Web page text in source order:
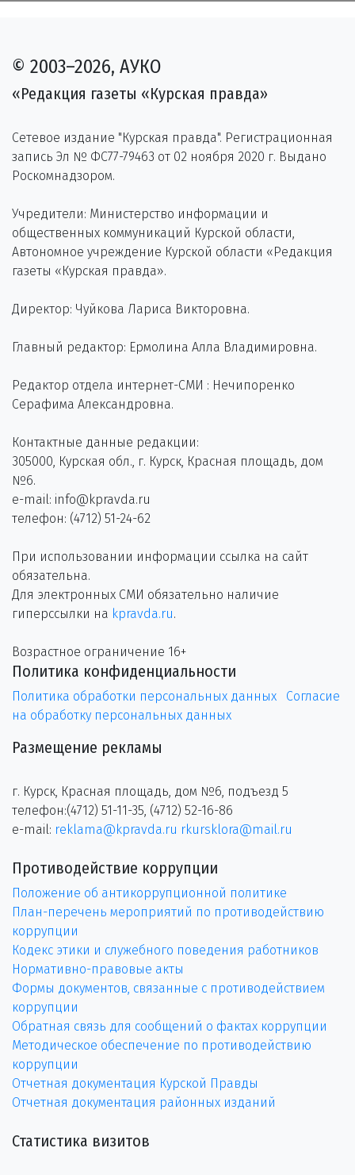
© 2003–2026, АУКО
«Редакция газеты «Курская правда»
Сетевое издание "Курская правда". Регистрационная
запись Эл № ФС77-79463 от 02 ноября 2020 г. Выдано
Роскомнадзором.
Учредители: Министерство информации и
общественных коммуникаций Курской области,
Автономное учреждение Курской области «Редакция
газеты «Курская правда».
Директор: Чуйкова Лариса Викторовна.
Главный редактор: Ермолина Алла Владимировна.
Редактор отдела интернет-СМИ : Нечипоренко
Серафима Александровна.
Контактные данные редакции:
305000, Курская обл., г. Курск, Красная площадь, дом
№6.
e-mail: info@kpravda.ru
телефон: (4712) 51-24-62
При использовании информации ссылка на сайт
обязательна.
Для электронных СМИ обязательно наличие
гиперссылки на kpravda.ru.
Возрастное ограничение 16+
Политика конфиденциальности
Политика обработки персональных данных
Согласие
на обработку персональных данных
Размещение рекламы
г. Курск, Красная площадь, дом №6, подъезд 5
телефон:(4712) 51-11-35, (4712) 52-16-86
e-mail: reklama@kpravda.ru rkursklora@mail.ru
Противодействие коррупции
Положение об антикоррупционной политике
План-перечень мероприятий по противодействию
коррупции
Кодекс этики и служебного поведения работников
Нормативно-правовые акты
Формы документов, связанные с противодействием
коррупции
Обратная связь для сообщений о фактах коррупции
Методическое обеспечение по противодействию
коррупции
Отчетная документация Курской Правды
Отчетная документация районных изданий
Статистика визитов